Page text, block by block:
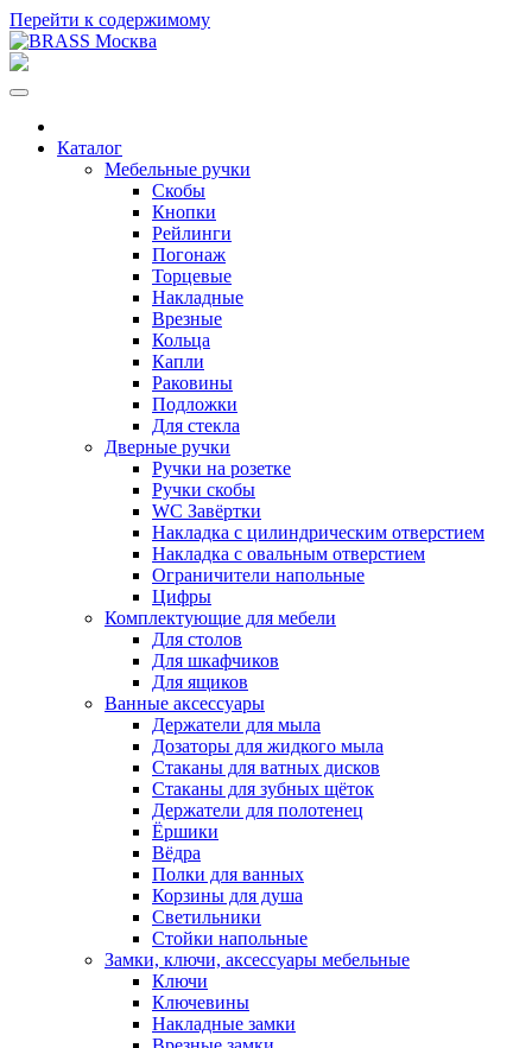
Перейти к содержимому
Каталог
Мебельные ручки
Скобы
Кнопки
Рейлинги
Погонаж
Торцевые
Накладные
Врезные
Кольца
Капли
Раковины
Подложки
Для стекла
Дверные ручки
Ручки на розетке
Ручки скобы
WC Завёртки
Накладка с цилиндрическим отверстием
Накладка с овальным отверстием
Ограничители напольные
Цифры
Комплектующие для мебели
Для столов
Для шкафчиков
Для ящиков
Ванные аксессуары
Держатели для мыла
Дозаторы для жидкого мыла
Стаканы для ватных дисков
Стаканы для зубных щёток
Держатели для полотенец
Ёршики
Вёдра
Полки для ванных
Корзины для душа
Светильники
Стойки напольные
Замки, ключи, аксессуары мебельные
Ключи
Ключевины
Накладные замки